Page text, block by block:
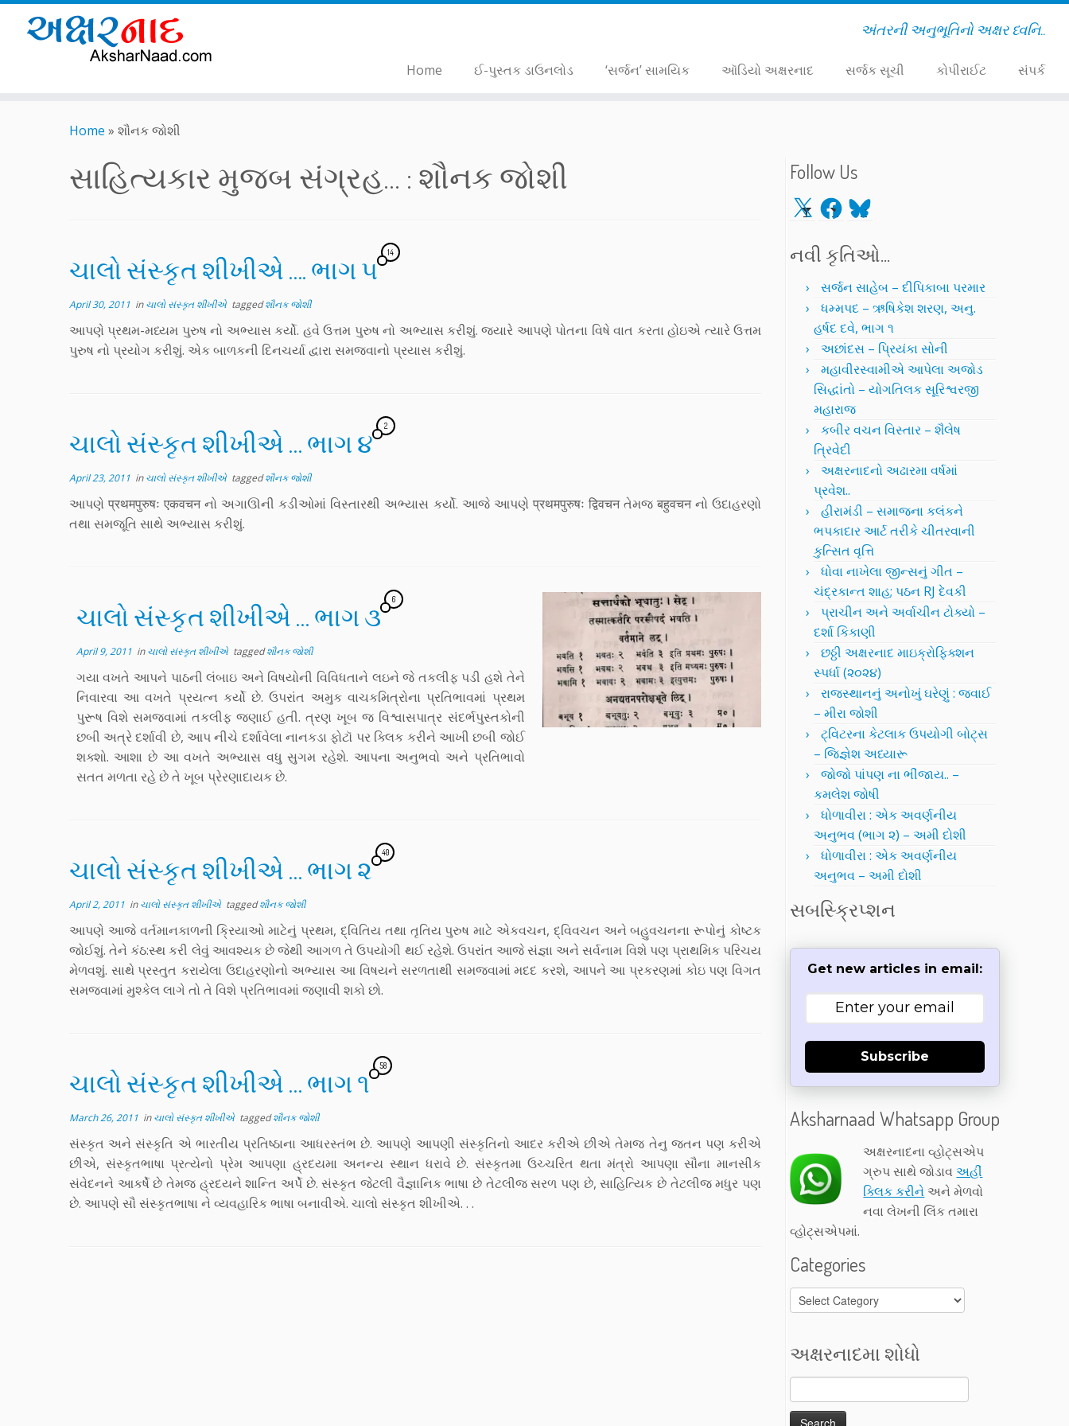
અંતરની અનુભૂતિનો અક્ષર ધ્વનિ..
Home ઈ-પુસ્તક ડાઉનલોડ ‘સર્જન’ સામયિક ઑડિયો અક્ષરનાદ સર્જક સૂચી કોપીરાઈટ સંપર્ક
Home » શૌનક જોશી
સાહિત્યકાર મુજબ સંગ્રહ... : શૌનક જોશી
ચાલો સંસ્કૃત શીખીએ …. ભાગ ૫
14
April 30, 2011 inચાલો સંસ્કૃત શીખીએ taggedશૌનક જોશી
આપણે પ્રથમ-મધ્યમ પુરુષ નો અભ્યાસ કર્યો. હવે ઉત્તમ પુરુષ નો અભ્યાસ કરીશું. જ્યારે આપણે પોતના વિષે વાત કરતા હોઇએ ત્યારે ઉત્તમ
પુરુષ નો પ્રયોગ કરીશું. એક બાળકની દિનચર્યા દ્વારા સમજવાનો પ્રયાસ કરીશું.
ચાલો સંસ્કૃત શીખીએ … ભાગ ૪
2
April 23, 2011 inચાલો સંસ્કૃત શીખીએ taggedશૌનક જોશી
આપણે प्रथमपुरुषः एकवचन નો અગાઊની કડીઓમાં વિસ્તારથી અભ્યાસ કર્યો. આજે આપણે प्रथमपुरुषः द्विवचन તેમજ बहुवचन નો ઉદાહરણો
તથા સમજૂતિ સાથે અભ્યાસ કરીશું.
ચાલો સંસ્કૃત શીખીએ … ભાગ ૩
6
April 9, 2011inચાલો સંસ્કૃત શીખીએ taggedશૌનક જોશી
ગયા વખતે આપને પાઠની લંબાઇ અને વિષયોની વિવિધતાને લઇને જે તકલીફ પડી હશે તેને
નિવારવા આ વખતે પ્રયત્ન કર્યો છે. ઉપરાંત અમુક વાચકમિત્રોના પ્રતિભાવમાં પ્રથમ
પુરૂષ વિશે સમજવામાં તકલીફ જણાઈ હતી. ત્રણ ખૂબ જ વિશ્વાસપાત્ર સંદર્ભપુસ્તકોની
છબી અત્રે દર્શાવી છે, આપ નીચે દર્શાવેલા નાનકડા ફોટૉ પર ક્લિક કરીને આખી છબી જોઈ
શક્શો. આશા છે આ વખતે અભ્યાસ વધુ સુગમ રહેશે. આપના અનુભવો અને પ્રતિભાવો
સતત મળતા રહે છે તે ખૂબ પ્રેરણાદાયક છે.
ચાલો સંસ્કૃત શીખીએ … ભાગ ૨
40
April 2, 2011 inચાલો સંસ્કૃત શીખીએ taggedશૌનક જોશી
આપણે આજે વર્તમાનકાળની ક્રિયાઓ માટેનું પ્રથમ, દ્વિતિય તથા તૃતિય પુરુષ માટે એકવચન, દ્વિવચન અને બહુવચનના રૂપોનું કોષ્ટક
જોઈશું. તેને કંઠ:સ્થ કરી લેવું આવશ્યક છે જેથી આગળ તે ઉપયોગી થઈ રહેશે. ઉપરાંત આજે સંજ્ઞા અને સર્વનામ વિશે પણ પ્રાથમિક પરિચય
મેળવશું. સાથે પ્રસ્તુત કરાયેલા ઉદાહરણોનો અભ્યાસ આ વિષયને સરળતાથી સમજવામાં મદદ કરશે, આપને આ પ્રકરણમાં કોઇ પણ વિગત
સમજવામાં મુશ્કેલ લાગે તો તે વિશે પ્રતિભાવમાં જણાવી શકો છો.
ચાલો સંસ્કૃત શીખીએ … ભાગ ૧
58
March 26, 2011 inચાલો સંસ્કૃત શીખીએ taggedશૌનક જોશી
સંસ્કૃત અને સંસ્કૃતિ એ ભારતીય પ્રતિષ્ઠાના આધરસ્તંભ છે. આપણે આપણી સંસ્કૃતિનો આદર કરીએ છીએ તેમજ તેનુ જતન પણ કરીએ
છીએ, સંસ્કૃતભાષા પ્રત્યેનો પ્રેમ આપણા હ્રદયમા અનન્ય સ્થાન ધરાવે છે. સંસ્કૃતમા ઉચ્ચરિત થતા મંત્રો આપણા સૌના માનસીક
સંવેદનને આકર્ષે છે તેમજ હ્રદયને શાન્તિ અર્પે છે. સંસ્કૃત જેટલી વૈજ્ઞાનિક ભાષા છે તેટલીજ સરળ પણ છે, સાહિત્યિક છે તેટલીજ મધુર પણ
છે. આપણે સૌ સંસ્કૃતભાષા ને વ્યવહારિક ભાષા બનાવીએ. ચાલો સંસ્કૃત શીખીએ. . .
Follow Us
X Facebook
Bluesky
નવી કૃતિઓ…
સર્જન સાહેબ – દીપિકાબા પરમાર
ધમ્મપદ – ઋષિકેશ શરણ, અનુ.
હર્ષદ દવે, ભાગ ૧
અછાંદસ – પ્રિયંકા સોની
મહાવીરસ્વામીએ આપેલા અજોડ
સિદ્ધાંતો – યોગતિલક સૂરિશ્વરજી
મહારાજ
કબીર વચન વિસ્તાર – શૈલેષ
ત્રિવેદી
અક્ષરનાદનો અઢારમા વર્ષમાં
પ્રવેશ..
હીરામંડી – સમાજના કલંકને
ભપકાદાર આર્ટ તરીકે ચીતરવાની
કુત્સિત વૃત્તિ
ધોવા નાખેલા જીન્સનું ગીત –
ચંદ્રકાન્ત શાહ; પઠન RJ દેવકી
પ્રાચીન અને અર્વાચીન ટોક્યો –
દર્શા કિકાણી
છઠ્ઠી અક્ષરનાદ માઇક્રોફિક્શન
સ્પર્ધા (૨૦૨૪)
રાજસ્થાનનું અનોખું ઘરેણું : જવાઈ
– મીરા જોશી
ટ્વિટરના કેટલાક ઉપયોગી બોટ્સ
– જિજ્ઞેશ અધ્યારૂ
જોજો પાંપણ ના ભીંજાય.. –
કમલેશ જોષી
ધોળાવીરા : એક અવર્ણનીય
અનુભવ (ભાગ ૨) – અમી દોશી
ધોળાવીરા : એક અવર્ણનીય
અનુભવ – અમી દોશી
સબસ્ક્રિપ્શન
Get new articles in email:
Subscribe
Aksharnaad Whatsapp Group
અક્ષરનાદના વ્હોટ્સએપ
ગ્રુપ સાથે જોડાવઅહીં
ક્લિક કરીને અને મેળવો
નવા લેખની લિંક તમારા
વ્હોટ્સએપમાં.
Categories
Categories
અક્ષરનાદમા શોધો